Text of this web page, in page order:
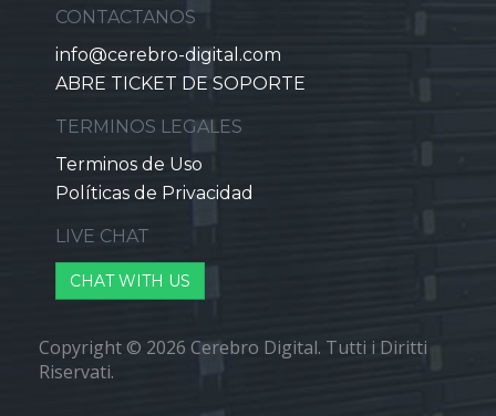
CONTACTANOS
info@cerebro-digital.com
ABRE TICKET DE SOPORTE
TERMINOS LEGALES
Terminos de Uso
Políticas de Privacidad
LIVE CHAT
CHAT WITH US
Copyright © 2026 Cerebro Digital. Tutti i Diritti
Riservati.